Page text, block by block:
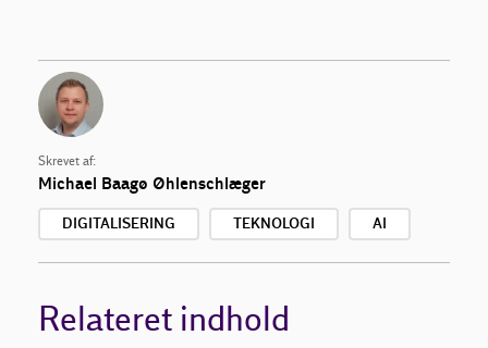
Skrevet af:
Michael Baagø Øhlenschlæger
DIGITALISERING TEKNOLOGI AI
Relateret indhold